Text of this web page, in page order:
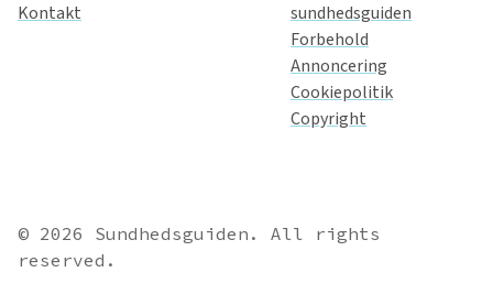
Kontakt
sundhedsguiden
Forbehold
Annoncering
Cookiepolitik
Copyright
© 2026 Sundhedsguiden. All rights
reserved.